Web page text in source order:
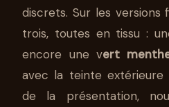
discrets. Sur les versions
trois, toutes en tissu :
encore une vert
avec la teinte
de la présentation,